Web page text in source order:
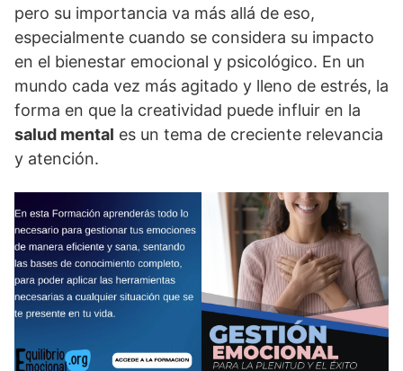
pero su importancia va más allá de eso,
especialmente cuando se considera su impacto
en el bienestar emocional y psicológico. En un
mundo cada vez más agitado y lleno de estrés, la
forma en que la creatividad puede influir en la
salud mental es un tema de creciente relevancia
y atención.